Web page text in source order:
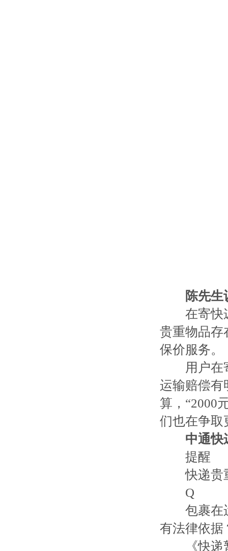
陈先生
在寄快递
贵重物品存
保价服务。
用户在寄
运输赔偿有
算，“2000
们也在争取
中通快
提醒
快递贵
Q
包裹在运
有法律依据
《快递暂